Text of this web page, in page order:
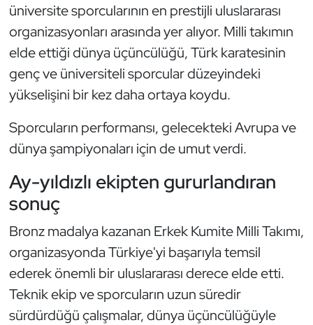
üniversite sporcularının en prestijli uluslararası
organizasyonları arasında yer alıyor. Milli takımın
elde ettiği dünya üçüncülüğü, Türk karatesinin
genç ve üniversiteli sporcular düzeyindeki
yükselişini bir kez daha ortaya koydu.
Sporcuların performansı, gelecekteki Avrupa ve
dünya şampiyonaları için de umut verdi.
Ay-yıldızlı ekipten gururlandıran
sonuç
Bronz madalya kazanan Erkek Kumite Milli Takımı,
organizasyonda Türkiye'yi başarıyla temsil
ederek önemli bir uluslararası derece elde etti.
Teknik ekip ve sporcuların uzun süredir
sürdürdüğü çalışmalar, dünya üçüncülüğüyle
Kano ve Rafting
Karate
Kayak
Kempo
Kürek
Masa Tenisi
Modern Pentatlon
Motor Sporları